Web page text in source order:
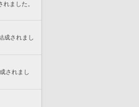
ました。
成されまし
されまし